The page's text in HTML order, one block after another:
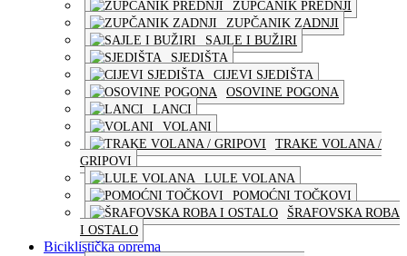
ZUPČANIK PREDNJI
ZUPČANIK ZADNJI
SAJLE I BUŽIRI
SJEDIŠTA
CIJEVI SJEDIŠTA
OSOVINE POGONA
LANCI
VOLANI
TRAKE VOLANA /
GRIPOVI
LULE VOLANA
POMOĆNI TOČKOVI
ŠRAFOVSKA ROBA
I OSTALO
Biciklistička oprema